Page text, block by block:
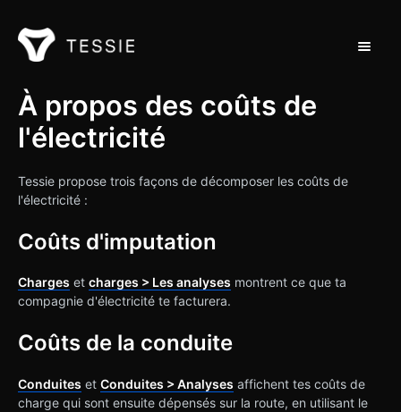
Toggle
Support Home
À propos des coûts de
l'électricité
Tessie propose trois façons de décomposer les coûts de
l'électricité :
Coûts d'imputation
Charges et charges > Les analyses montrent ce que ta
compagnie d'électricité te facturera.
Coûts de la conduite
Conduites et Conduites > Analyses affichent tes coûts de
charge qui sont ensuite dépensés sur la route, en utilisant le